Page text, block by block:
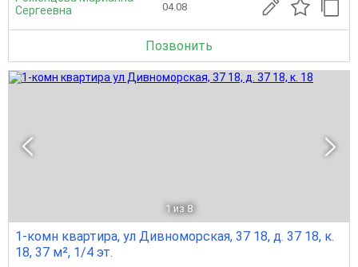
Сергеевна
04.08
Позвонить
1 из 8
1-комн квартира, ул Дивноморская, 37 18, д. 37 18, к.
18, 37 м², 1/4 эт.